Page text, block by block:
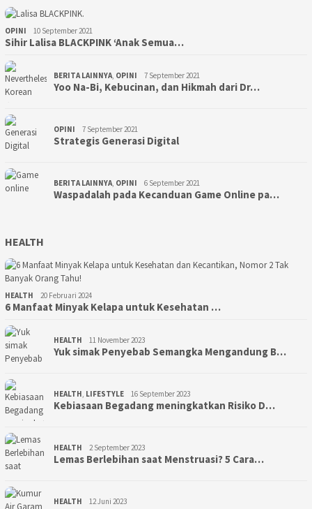
OPINI 10 September 2021
Sihir Lalisa BLACKPINK ‘Anak Semua…
BERITA LAINNYA, OPINI 7 September 2021
Yoo Na-Bi, Kebucinan, dan Hikmah dari Dr…
OPINI 7 September 2021
Strategis Generasi Digital
BERITA LAINNYA, OPINI 6 September 2021
Waspadalah pada Kecanduan Game Online pa…
HEALTH
HEALTH 20 Februari 2024
6 Manfaat Minyak Kelapa untuk Kesehatan …
HEALTH 11 November 2023
Yuk simak Penyebab Semangka Mengandung B…
HEALTH, LIFESTYLE 16 September 2023
Kebiasaan Begadang meningkatkan Risiko D…
HEALTH 2 September 2023
Lemas Berlebihan saat Menstruasi? 5 Cara…
HEALTH 12 Juni 2023